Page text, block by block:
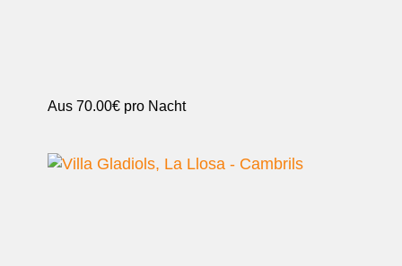
Aus 70.00€pro Nacht